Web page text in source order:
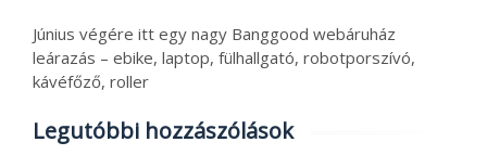
Június végére itt egy nagy Banggood webáruház
leárazás – ebike, laptop, fülhallgató, robotporszívó,
kávéfőző, roller
Legutóbbi hozzászólások